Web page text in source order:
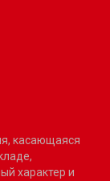
касающаяся
характер и